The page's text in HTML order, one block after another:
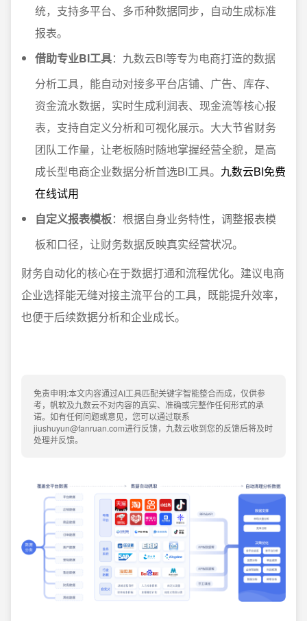
统，支持多平台、多币种数据同步，自动生成标准
报表。
借助专业BI工具：九数云BI等专为电商打造的数据
分析工具，能自动对接多平台店铺、广告、库存、
资金流水数据，实时生成利润表、现金流等核心报
表，支持自定义分析和可视化展示。大大节省财务
团队工作量，让老板随时随地掌握经营全貌，是高
成长型电商企业数据分析首选BI工具。 九数云BI免费
在线试用
自定义报表模板：根据自身业务特性，调整报表模
板和口径，让财务数据反映真实经营状况。
财务自动化的核心在于数据打通和流程优化。建议电商
企业选择能无缝对接主流平台的工具，既能提升效率，
也便于后续数据分析和企业成长。
免责申明:本文内容通过AI工具匹配关键字智能整合而成，仅供参
考，帆软及九数云不对内容的真实、准确或完整作任何形式的承
诺。如有任何问题或意见，您可以通过联系
jiushuyun@fanruan.com进行反馈，九数云收到您的反馈后将及时
处理并反馈。